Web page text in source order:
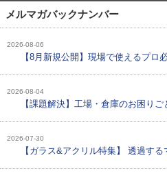
メルマガバックナンバー
2026-08-06
【8月新規公開】現場で使えるプロ
2026-08-04
【課題解決】工場・倉庫のお困り
2026-07-30
【ガラス&アクリル特集】 透過す